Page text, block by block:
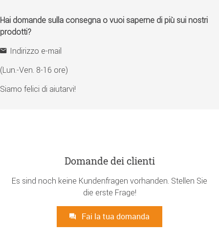
Hai domande sulla consegna o vuoi saperne di più sui nostri
prodotti?
Indirizzo e-mail
(Lun.-Ven. 8-16 ore)
Siamo felici di aiutarvi!
Domande dei clienti
Es sind noch keine Kundenfragen vorhanden. Stellen Sie
die erste Frage!
Fai la tua domanda